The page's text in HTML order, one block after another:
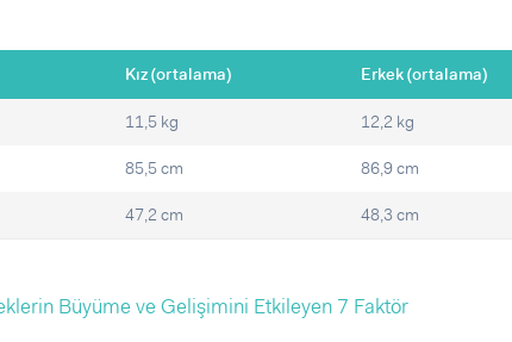
Kız (ortalama) Erkek (ortalama)
11,5 kg 12,2 kg
85,5 cm 86,9 cm
47,2 cm 48,3 cm
Büyüme ve Gelişimini Etkileyen 7 Faktör